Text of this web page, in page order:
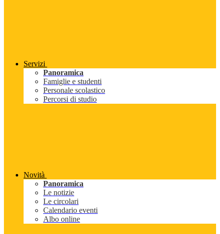
Servizi
Panoramica
Famiglie e studenti
Personale scolastico
Percorsi di studio
Novità
Panoramica
Le notizie
Le circolari
Calendario eventi
Albo online